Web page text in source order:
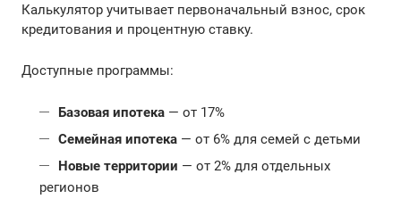
Калькулятор учитывает первоначальный взнос, срок
кредитования и процентную ставку.
Доступные программы:
Базовая ипотека — от 17%
Семейная ипотека — от 6% для семей с детьми
Новые территории — от 2% для отдельных
регионов